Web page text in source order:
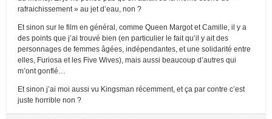
rafraichissement » au jet d’eau, non ?
Et sinon sur le film en général, comme Queen Margot et Camille, il y a
des points que j’ai trouvé bien (en particulier le fait qu’il y ait des
personnages de femmes âgées, indépendantes, et une solidarité entre
elles, Furiosa et les Five Wives), mais aussi beaucoup d’autres qui
m’ont gonflé…
Et sinon j’ai moi aussi vu Kingsman récemment, et ça par contre c’est
juste horrible non ?